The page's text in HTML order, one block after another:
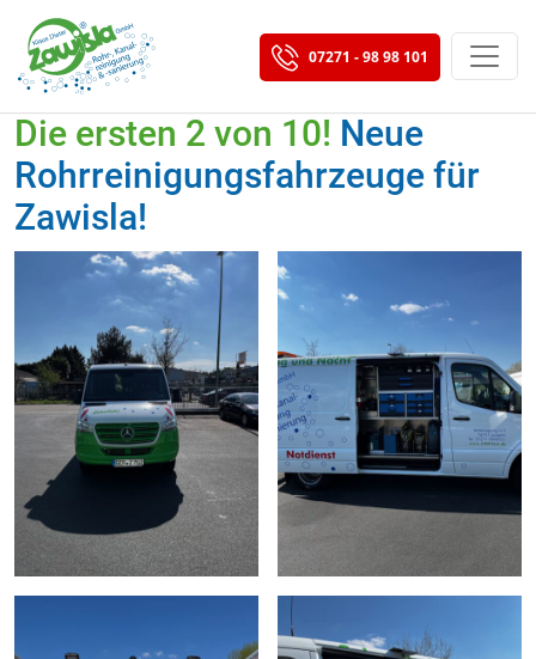
07271 - 98 98 101
Die ersten 2 von 10! Neue
Rohrreinigungsfahrzeuge für
Zawisla!